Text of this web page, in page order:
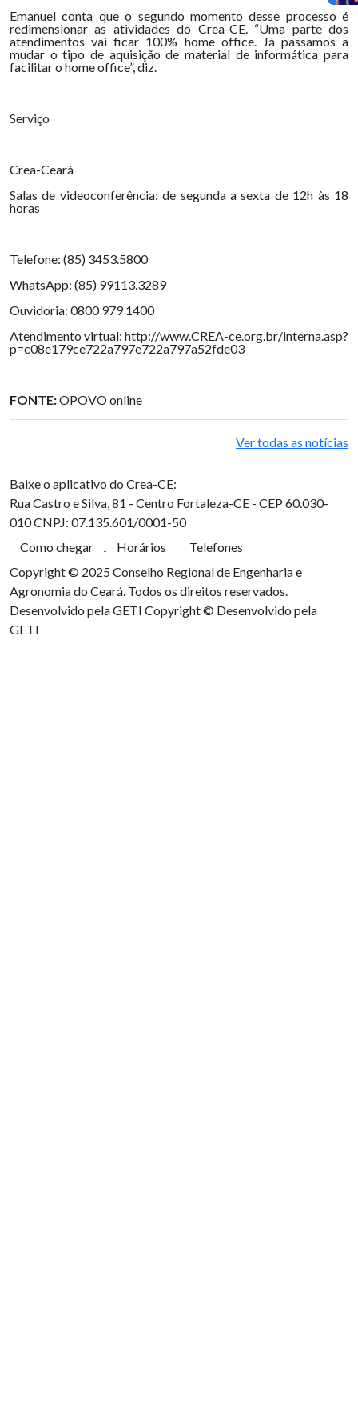
Emanuel conta que o segundo momento desse processo é
redimensionar as atividades do Crea-CE. “Uma parte dos
atendimentos vai ficar 100% home office. Já passamos a
mudar o tipo de aquisição de material de informática para
facilitar o home office”, diz.
Serviço
Crea-Ceará
Salas de videoconferência: de segunda a sexta de 12h às 18
horas
Telefone: (85) 3453.5800
WhatsApp: (85) 99113.3289
Ouvidoria: 0800 979 1400
Atendimento virtual: http://www.CREA-ce.org.br/interna.asp?
p=c08e179ce722a797e722a797a52fde03
FONTE:OPOVO online
Ver todas as notícias
Baixe o aplicativo do Crea-CE:
Rua Castro e Silva, 81 - Centro Fortaleza-CE - CEP 60.030-
010CNPJ: 07.135.601/0001-50
Como chegar
Horários
Telefones
Copyright © 2025 Conselho Regional de Engenharia e
Agronomia do Ceará. Todos os direitos reservados.
Desenvolvido pela GETI Copyright © Desenvolvido pela
GETI